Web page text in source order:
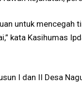
untuk mencegah
kata Kasihumas
I dan II Desa